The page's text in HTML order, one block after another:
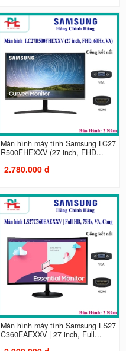
Màn hình máy tính Samsung LC27
R500FHEXXV (27 inch, FHD...
2.780.000 đ
Màn hình máy tính Samsung LS27
C360EAEXXV | 27 inch, Full...